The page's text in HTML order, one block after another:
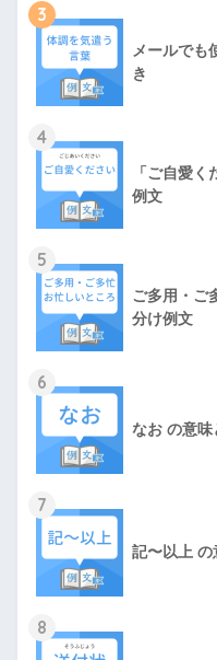
3
メールでも
き
4
「ご自愛
例文
5
ご多用・ご
分け例文
6
なお の意
7
記〜以上 の
8